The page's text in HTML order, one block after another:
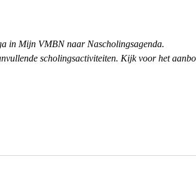
in Mijn VMBN naar Nascholingsagenda.
scholingsactiviteiten. Kijk voor het